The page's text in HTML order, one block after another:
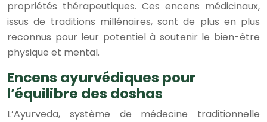
propriétés thérapeutiques. Ces encens médicinaux,
issus de traditions millénaires, sont de plus en plus
reconnus pour leur potentiel à soutenir le bien-être
physique et mental.
Encens ayurvédiques pour
l’équilibre des doshas
L’Ayurveda, système de médecine traditionnelle